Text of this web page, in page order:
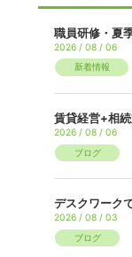
職員研修・夏
2026 / 08 / 06
新着情報
賃貸経営+相
2026 / 08 / 06
ブログ
デスクワーク
2026 / 08 / 03
ブログ